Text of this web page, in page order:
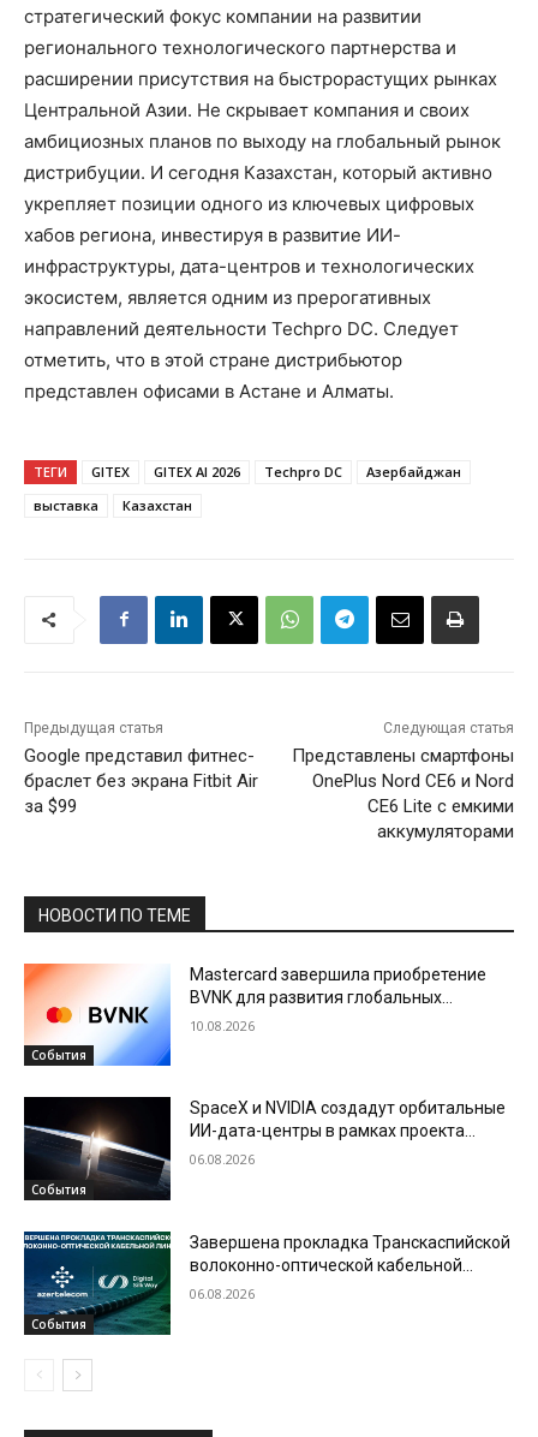
стратегический фокус компании на развитии
регионального технологического партнерства и
расширении присутствия на быстрорастущих рынках
Центральной Азии. Не скрывает компания и своих
амбициозных планов по выходу на глобальный рынок
дистрибуции. И сегодня Казахстан, который активно
укрепляет позиции одного из ключевых цифровых
хабов региона, инвестируя в развитие ИИ-
инфраструктуры, дата-центров и технологических
экосистем, является одним из прерогативных
направлений деятельности Techpro DC. Следует
отметить, что в этой стране дистрибьютор
представлен офисами в Астане и Алматы.
ТЕГИ GITEX GITEX AI 2026 Techpro DC
Азербайджан
выставка
Казахстан
Предыдущая статья
Google представил фитнес-
браслет без экрана Fitbit Air
за $99
Следующая статья
Представлены смартфоны
OnePlus Nord CE6 и Nord
CE6 Lite с емкими
аккумуляторами
НОВОСТИ ПО ТЕМЕ
События
Mastercard завершила приобретение
BVNK для развития глобальных
возможностей в сфере стейблкоинов
10.08.2026
События
SpaceX и NVIDIA создадут орбитальные
ИИ-дата-центры в рамках проекта
Starmind
06.08.2026
События
Завершена прокладка Транскаспийской
волоконно-оптической кабельной
линии по дну Каспийского моря
06.08.2026